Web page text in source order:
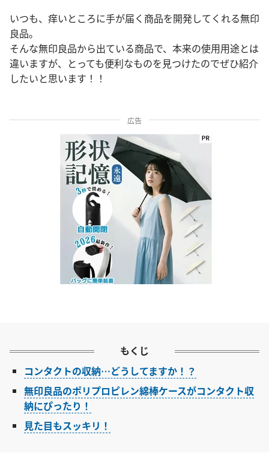
いつも、痒いところに手が届く商品を開発してくれる無印
良品。
そんな無印良品から出ている商品で、本来の使用用途とは
違いますが、とっても便利なものを見つけたのでぜひ紹介
したいと思います！！
広告
もくじ
コンタクトの収納…どうしてますか！？
無印良品のポリプロピレン綿棒ケースがコンタクト収
納にぴったり！
見た目もスッキリ！